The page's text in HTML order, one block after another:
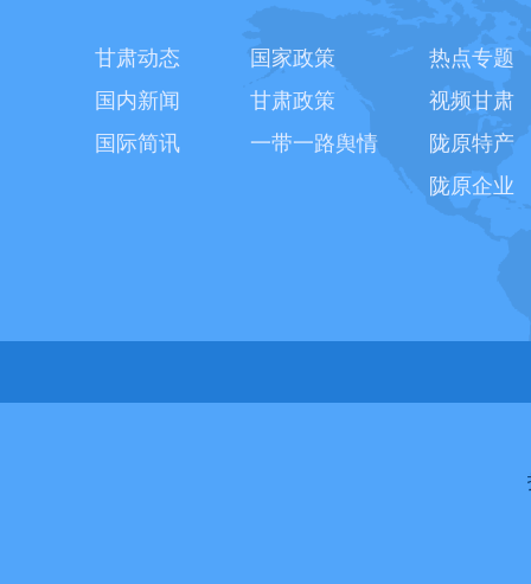
甘肃动态
国内新闻
国际简讯
国家政策
甘肃政策
一带一路舆情
热点专题
视频甘肃
陇原特产
陇原企业